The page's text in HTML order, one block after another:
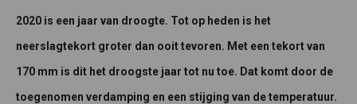
2020 is een jaar van droogte. Tot op heden is het
neerslagtekort groter dan ooit tevoren. Met een tekort van
170 mm is dit het droogste jaar tot nu toe. Dat komt door de
toegenomen verdamping en een stijging van de temperatuur.